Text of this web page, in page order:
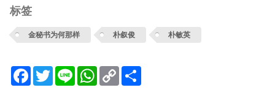
标签
金秘书为何那样 朴叙俊 朴敏英
Facebook
TwitterLine WhatsApp
Copy
Link